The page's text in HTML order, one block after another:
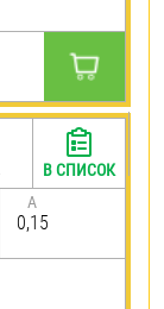
A
0,15
В СПИСОК